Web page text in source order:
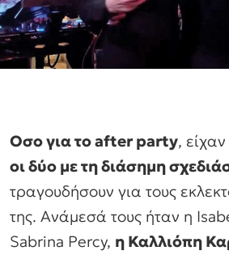
Οσο για το after party,
οι δύο με τη διάσημη
τραγουδήσουν για τους
της. Ανάμεσά τους ήταν η
Sabrina Percy, η Καλλιόπη